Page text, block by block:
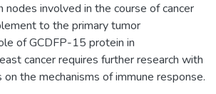
nodes involved in the course of cancer
to the primary tumor
of GCDFP-15 protein in
cancer requires further research with
on the mechanisms of immune response.